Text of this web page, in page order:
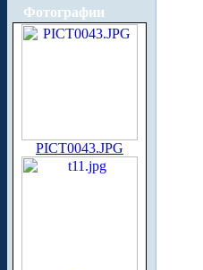
Фотографии
PICT0043.JPG